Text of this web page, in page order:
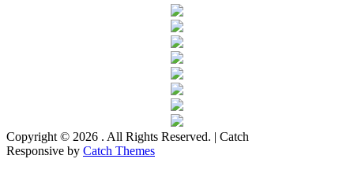
Copyright © 2026 . All Rights Reserved. | Catch
Responsive by Catch Themes